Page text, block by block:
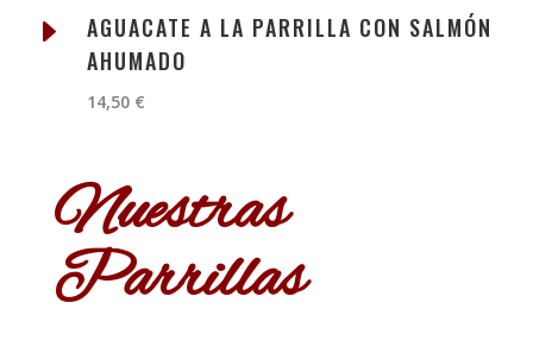
E
AGUACATE A LA PARRILLA CON SALMÓN
AHUMADO
14,50 €
Nuestras
Parrillas